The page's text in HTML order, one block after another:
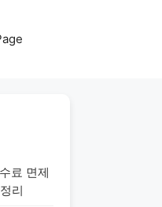
료 면제
리